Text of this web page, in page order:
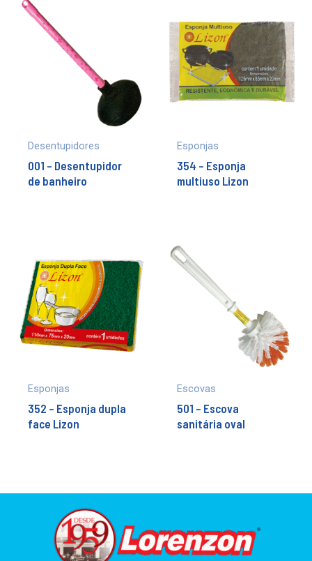
Desentupidores
001 – Desentupidor
de banheiro
Esponjas
354 – Esponja
multiuso Lizon
Esponjas
352 – Esponja dupla
face Lizon
Escovas
501 – Escova
sanitária oval